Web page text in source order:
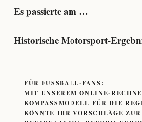
Es passierte am …
Historische Motorsport-
FÜR FUSSBALL-FANS:
MIT UNSEREM ONLINE-
KOMPASSMODELL FÜR DIE
KÖNNTE IHR VORSCHLÄGE ZUR